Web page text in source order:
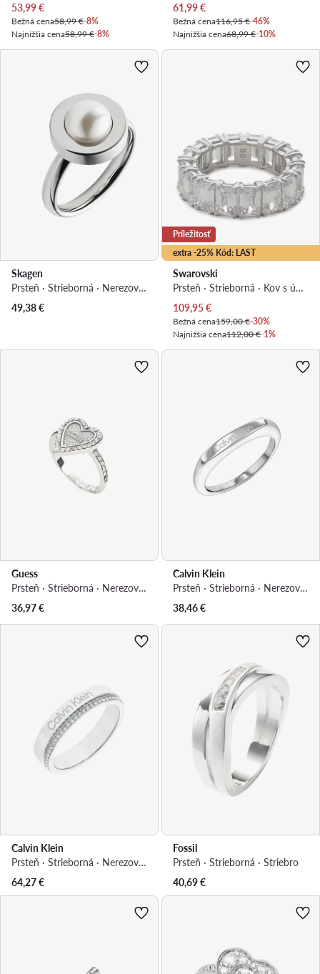
Aktuálna cena
53,99€
Bežná cena58,99 €-8%
Najnižšia cena58,99 €-8%
Aktuálna cena
61,99€
Bežná cena116,95 €-46%
Najnižšia cena68,99 €-10%
Skagen
Prsteň · Strieborná · Nerezová oceľ
49,38€
extra -25% Kód: LAST
Príležitosť
Swarovski
Prsteň · Strieborná · Kov s úpravou rhódium
Aktuálna cena
109,95€
Bežná cena159,00 €-30%
Najnižšia cena112,00 €-1%
Guess
Prsteň · Strieborná · Nerezová oceľ
36,97€
Calvin Klein
Prsteň · Strieborná · Nerezová oceľ
38,46€
Calvin Klein
Prsteň · Strieborná · Nerezová oceľ
64,27€
Fossil
Prsteň · Strieborná · Striebro
40,69€